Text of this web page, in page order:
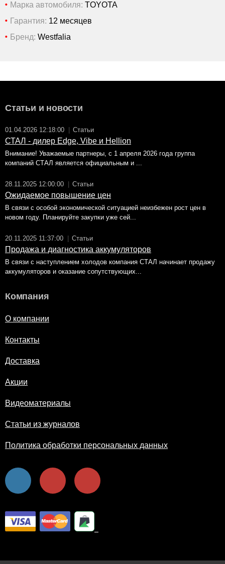
Марка автомобиля: TOYOTA
Гарантия: 12 месяцев
Бренд: Westfalia
Статьи и новости
01.04.2026 12:18:00 Статьи
СТАЛ - дилер Edge, Vibe и Hellion
Внимание! Уважаемые партнеры, с 1 апреля 2026 года группа
компаний СТАЛ является официальным и ...
28.11.2025 12:00:00 Статьи
Ожидаемое повышение цен
В связи с особой экономической ситуацией неизбежен рост цен в
новом году. Планируйте закупки уже сей...
20.11.2025 11:37:00 Статьи
Продажа и диагностика аккумуляторов
В связи с наступлением холодов компания СТАЛ начинает продажу
аккумуляторов и оказание сопутствующих...
Компания
О компании
Контакты
Доставка
Акции
Видеоматериалы
Статьи из журналов
Политика обработки персональных данных